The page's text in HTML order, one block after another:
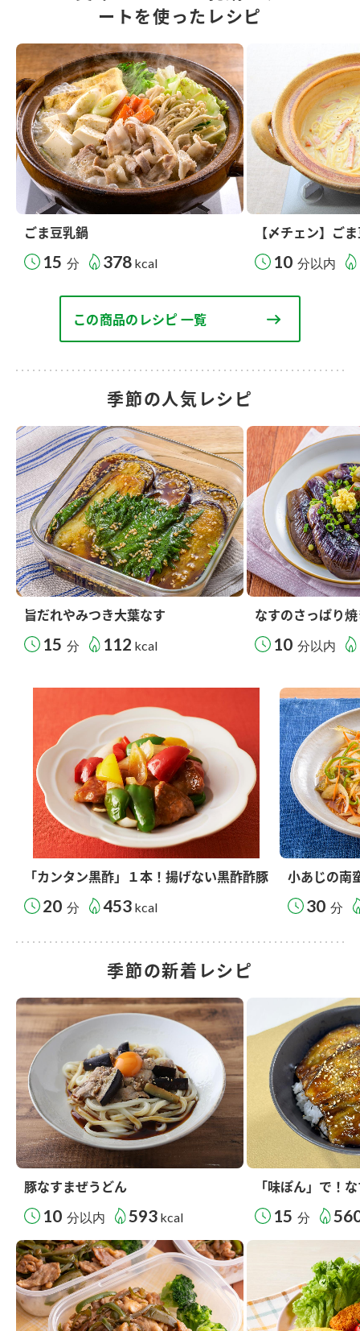
ートを使ったレシピ
ごま豆乳鍋
15 分 378 kcal
【〆チェン】ご
10 分以内
この商品のレシピ 一覧
季節の人気レシピ
旨だれやみつき大葉なす
15 分 112 kcal
なすのさっぱり
10 分以内
「カンタン黒酢」１本！揚げない黒酢酢豚
20 分 453 kcal
小あじの南
30 分
季節の新着レシピ
豚なすまぜうどん
10 分以内 593 kcal
「味ぽん」で！
15 分